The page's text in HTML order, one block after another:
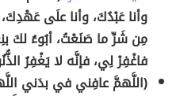
وأنا عَبْدُكَ، وأنا علَى
مِن شَرِّ ما صَنَعْتُ، أبُوءُ لكَ
فاغْفِرْ لِي، فإنَّه لا يَغْفِرُ
(اللَّهمَّ عافِني في بدَني